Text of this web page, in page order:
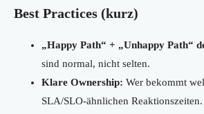
Best Practices (kurz)
„Happy Path“ + „Unhappy Path“
sind normal, nicht selten.
Klare Ownership: Wer bekommt
SLA/SLO-ähnlichen Reaktionszeiten.